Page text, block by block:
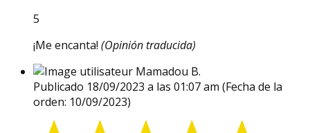
5
¡Me encanta! (Opinión traducida)
Mamadou B.
Publicado 18/09/2023 a las 01:07 am (Fecha de la
orden: 10/09/2023)